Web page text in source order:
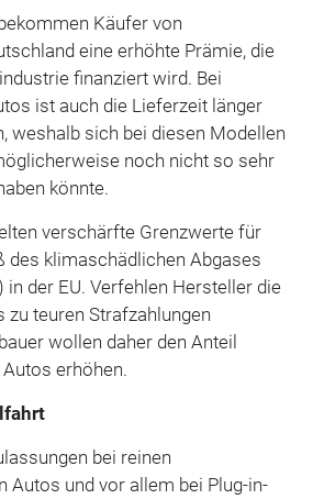
Käufer von
eine erhöhte Prämie, die
finanziert wird. Bei
ist auch die Lieferzeit länger
weshalb sich bei diesen Modellen
noch nicht so sehr
könnte.
verschärfte Grenzwerte für
des klimaschädlichen Abgases
in der EU. Verfehlen Hersteller die
zu teuren Strafzahlungen
wollen daher den Anteil
erhöhen.
bei reinen
Autos und vor allem bei Plug-in-